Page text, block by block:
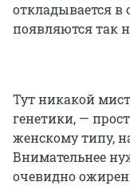
откладывается в
появляются так
Тут никакой
генетики, —
женскому типу,
Внимательнее
очевидно